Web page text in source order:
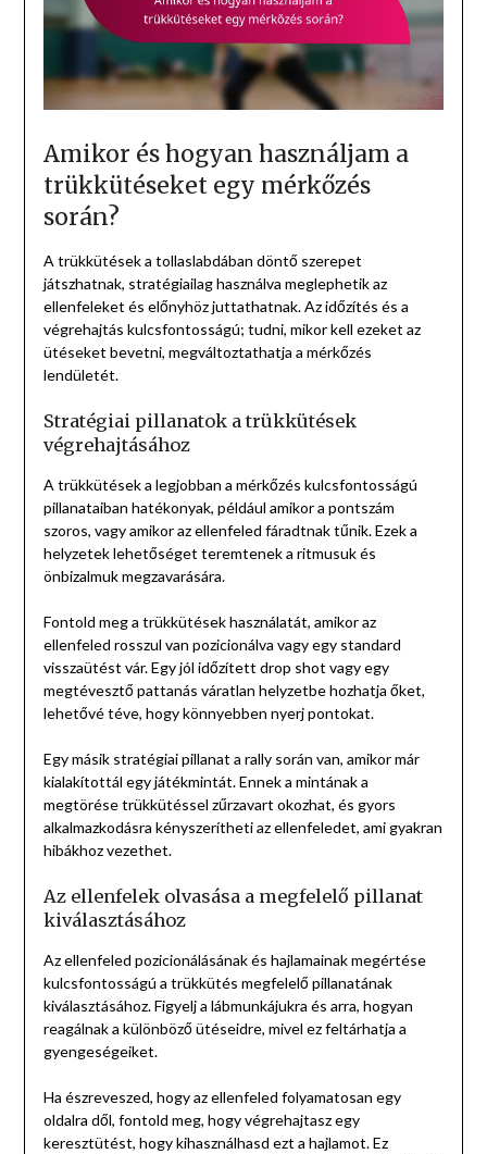
Amikor és hogyan használjam a
trükkütéseket egy mérkőzés
során?
A trükkütések a tollaslabdában döntő szerepet
játszhatnak, stratégiailag használva meglephetik az
ellenfeleket és előnyhöz juttathatnak. Az időzítés és a
végrehajtás kulcsfontosságú; tudni, mikor kell ezeket az
ütéseket bevetni, megváltoztathatja a mérkőzés
lendületét.
Stratégiai pillanatok a trükkütések
végrehajtásához
A trükkütések a legjobban a mérkőzés kulcsfontosságú
pillanataiban hatékonyak, például amikor a pontszám
szoros, vagy amikor az ellenfeled fáradtnak tűnik. Ezek a
helyzetek lehetőséget teremtenek a ritmusuk és
önbizalmuk megzavarására.
Fontold meg a trükkütések használatát, amikor az
ellenfeled rosszul van pozicionálva vagy egy standard
visszaütést vár. Egy jól időzített drop shot vagy egy
megtévesztő pattanás váratlan helyzetbe hozhatja őket,
lehetővé téve, hogy könnyebben nyerj pontokat.
Egy másik stratégiai pillanat a rally során van, amikor már
kialakítottál egy játékmintát. Ennek a mintának a
megtörése trükkütéssel zűrzavart okozhat, és gyors
alkalmazkodásra kényszerítheti az ellenfeledet, ami gyakran
hibákhoz vezethet.
Az ellenfelek olvasása a megfelelő pillanat
kiválasztásához
Az ellenfeled pozicionálásának és hajlamainak megértése
kulcsfontosságú a trükkütés megfelelő pillanatának
kiválasztásához. Figyelj a lábmunkájukra és arra, hogyan
reagálnak a különböző ütéseidre, mivel ez feltárhatja a
gyengeségeiket.
Ha észreveszed, hogy az ellenfeled folyamatosan egy
oldalra dől, fontold meg, hogy végrehajtasz egy
keresztütést, hogy kihasználhasd ezt a hajlamot. Ez